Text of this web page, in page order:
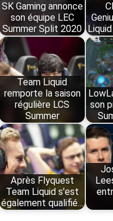
SK Gaming annonce
son équipe LEC
Summer Split 2020
Team Liquid
remporte la saison
régulière LCS
Summer
son
Après Flyquest
Team Liquid s'est
également qualifié…